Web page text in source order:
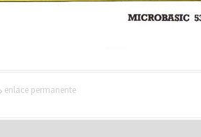
enlace permanente